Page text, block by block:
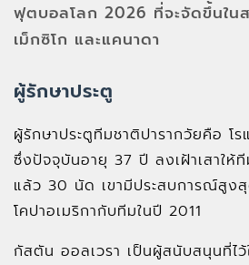
ฟุตบอลโลก 2026 ที่จะจัดขึ้นในส
เม็กซิโก และแคนาดา
ผู้รักษาประตู
ผู้รักษาประตูทีมชาติปารากวัยคือ โ
ซึ่งปัจจุบันอายุ 37 ปี ลงเฝ้าเสาให้
แล้ว 30 นัด เขามีประสบการณ์สูง
โคปาอเมริกากับทีมในปี 2011
กัสตัน ออลเวรา เป็นผู้สนับสนุนที่ไ